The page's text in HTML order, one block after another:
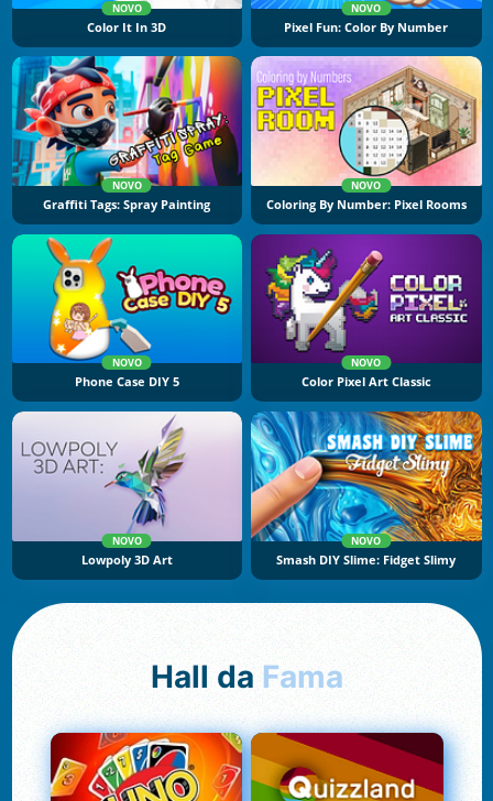
NOVO
Color It In 3D
NOVO
Pixel Fun: Color By Number
NOVO
Graffiti Tags: Spray Painting
NOVO
Coloring By Number: Pixel Rooms
NOVO
Phone Case DIY 5
NOVO
Color Pixel Art Classic
NOVO
Lowpoly 3D Art
NOVO
Smash DIY Slime: Fidget Slimy
Hall da Fama